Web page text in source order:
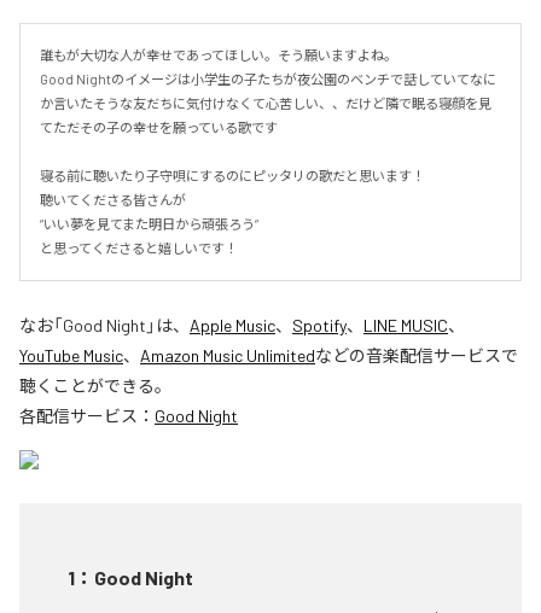
誰もが大切な人が幸せであってほしい。そう願いますよね。
Good Nightのイメージは小学生の子たちが夜公園のベンチで話していてなに
か言いたそうな友だちに気付けなくて心苦しい、、だけど隣で眠る寝顔を見
てただその子の幸せを願っている歌です
寝る前に聴いたり子守唄にするのにピッタリの歌だと思います！
聴いてくださる皆さんが
“いい夢を見てまた明日から頑張ろう“
と思ってくださると嬉しいです！
なお「Good Night 」は、 Apple Music、 Spotify、 LINE MUSIC、
YouTube Music、 Amazon Music Unlimitedなどの音楽配信サービスで
聴くことができる。
各配信サービス： Good Night
1 ： Good Night